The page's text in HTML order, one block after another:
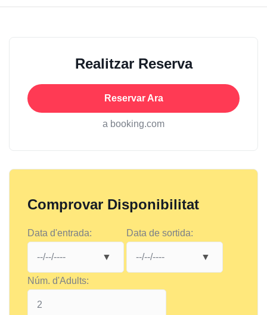
Realitzar Reserva
Reservar Ara
a booking.com
Comprovar Disponibilitat
Data d'entrada: Data de sortida:
Núm. d'Adults: